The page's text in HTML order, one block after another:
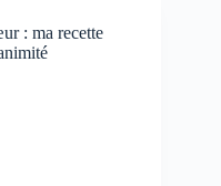
: ma recette